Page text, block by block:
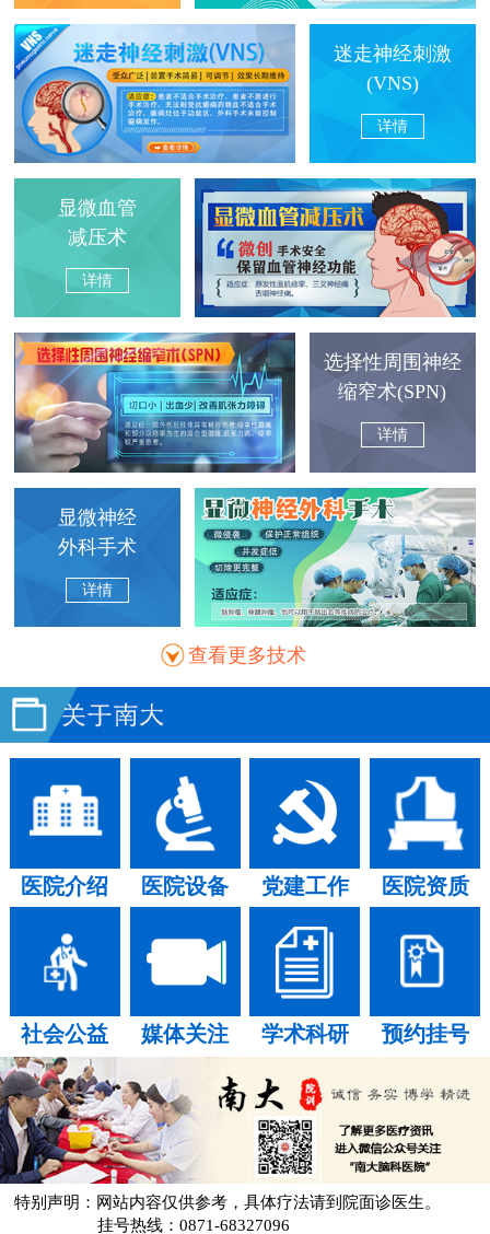
迷走神经刺激
(VNS)
详情
显微血管
减压术
详情
选择性周围神经
缩窄术(SPN)
详情
显微神经
外科手术
详情
查看更多技术
医院介绍 医院设备 党建工作 医院资质
社会公益 媒体关注 学术科研 预约挂号
特别声明：网站内容仅供参考，具体疗法请到院面诊医生。
挂号热线：0871-68327096